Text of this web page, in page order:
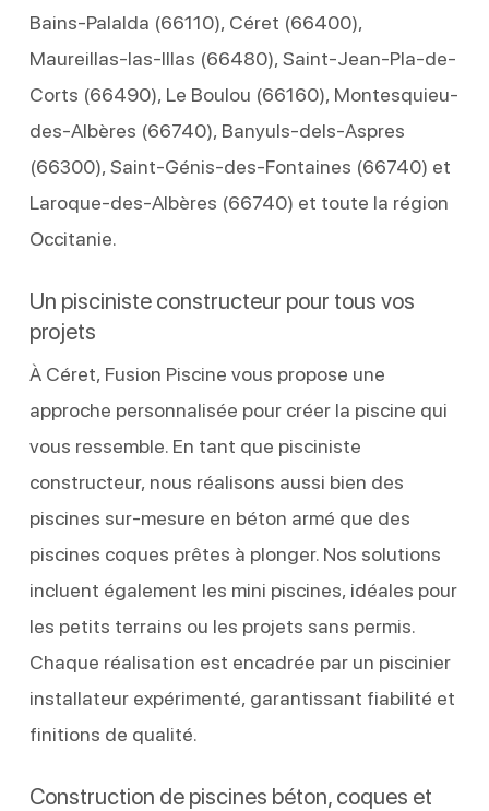
Bains-Palalda (66110), Céret (66400),
Maureillas-las-Illas (66480), Saint-Jean-Pla-de-
Corts (66490), Le Boulou (66160), Montesquieu-
des-Albères (66740), Banyuls-dels-Aspres
(66300), Saint-Génis-des-Fontaines (66740) et
Laroque-des-Albères (66740) et toute la région
Occitanie.
Un pisciniste constructeur pour tous vos
projets
À Céret, Fusion Piscine vous propose une
approche personnalisée pour créer la piscine qui
vous ressemble. En tant que pisciniste
constructeur, nous réalisons aussi bien des
piscines sur-mesure en béton armé que des
piscines coques prêtes à plonger. Nos solutions
incluent également les mini piscines, idéales pour
les petits terrains ou les projets sans permis.
Chaque réalisation est encadrée par un piscinier
installateur expérimenté, garantissant fiabilité et
finitions de qualité.
Construction de piscines béton, coques et